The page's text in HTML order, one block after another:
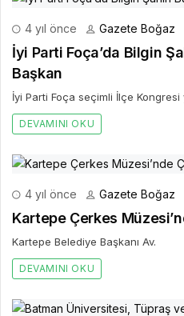
4 yıl önce Gazete Boğaz
İyi Parti Foça’da Bilgin
Başkan
İyi Parti Foça seçimli İlçe Kongresi
DEVAMINI OKU
4 yıl önce Gazete Boğaz
Kartepe Çerkes
Kartepe Belediye Başkanı Av.
DEVAMINI OKU